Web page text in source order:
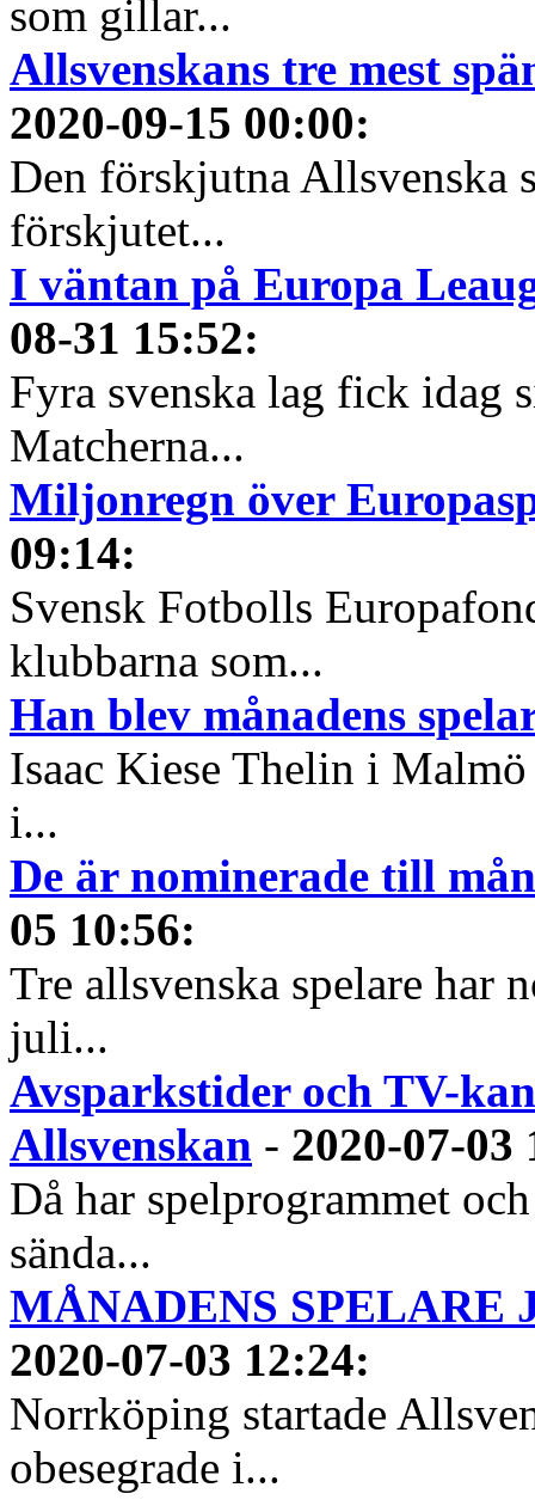
som gillar...
Allsvenskans tre mest
2020-09-15 00:00:
Den förskjutna Allsvenska
förskjutet...
I väntan på Europa
08-31 15:52:
Fyra svenska lag fick idag
Matcherna...
Miljonregn över
09:14:
Svensk Fotbolls
klubbarna som...
Han blev månadens
Isaac Kiese Thelin i
i...
De är nominerade till
05 10:56:
Tre allsvenska spelare har
juli...
Avsparkstider och TV-
Allsvenskan - 2020-07-03
Då har spelprogrammet
sända...
MÅNADENS SPELARE
2020-07-03 12:24:
Norrköping startade
obesegrade i...